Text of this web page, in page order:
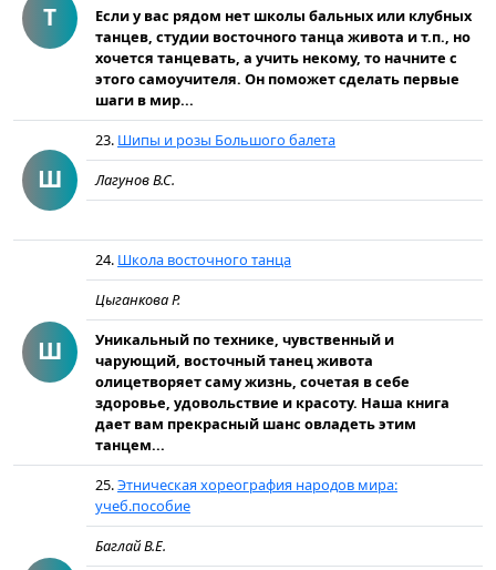
Т
Если у вас рядом нет школы бальных или клубных
танцев, студии восточного танца живота и т.п., но
хочется танцевать, а учить некому, то начните с
этого самоучителя. Он поможет сделать первые
шаги в мир...
Ш
23. Шипы и розы Большого балета
Лагунов В.С.
Ш
24. Школа восточного танца
Цыганкова Р.
Уникальный по технике, чувственный и
чарующий, восточный танец живота
олицетворяет саму жизнь, сочетая в себе
здоровье, удовольствие и красоту. Наша книга
дает вам прекрасный шанс овладеть этим
танцем...
25.Этническая хореография народов мира:
учеб.пособие
Баглай В.Е.